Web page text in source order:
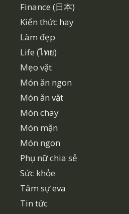
Finance (日本)
Kiến thức hay
Làm đẹp
Life (ไทย)
Mẹo vặt
Món ăn ngon
Món ăn vặt
Món chay
Món mặn
Món ngon
Phụ nữ chia sẻ
Sức khỏe
Tâm sự eva
Tin tức